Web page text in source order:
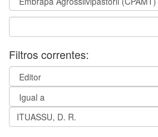
Filtros correntes: